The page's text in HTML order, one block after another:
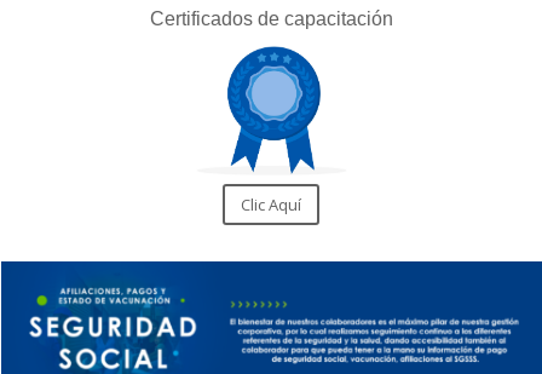
Certificados de capacitación
Clic Aquí